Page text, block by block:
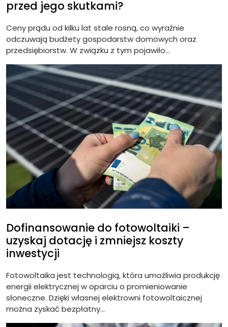
przed jego skutkami?
Ceny prądu od kilku lat stale rosną, co wyraźnie
odczuwają budżety gospodarstw domowych oraz
przedsiębiorstw. W związku z tym pojawiło...
Dofinansowanie do fotowoltaiki –
uzyskaj dotację i zmniejsz koszty
inwestycji
Fotowoltaika jest technologią, która umożliwia produkcję
energii elektrycznej w oparciu o promieniowanie
słoneczne. Dzięki własnej elektrowni fotowoltaicznej
można zyskać bezpłatny...